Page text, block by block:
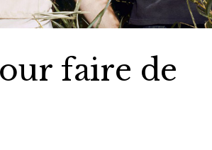
faire de